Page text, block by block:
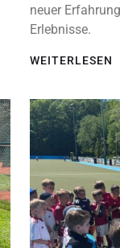
neuer
Erlebnisse.
WEITERLESEN